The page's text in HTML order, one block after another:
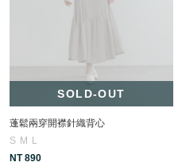
SOLD-OUT
蓬鬆兩穿開襟針織背心
S M
L
NT 890